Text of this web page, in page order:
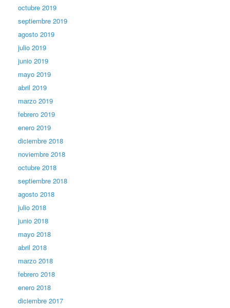
octubre 2019
septiembre 2019
agosto 2019
julio 2019
junio 2019
mayo 2019
abril 2019
marzo 2019
febrero 2019
enero 2019
diciembre 2018
noviembre 2018
octubre 2018
septiembre 2018
agosto 2018
julio 2018
junio 2018
mayo 2018
abril 2018
marzo 2018
febrero 2018
enero 2018
diciembre 2017